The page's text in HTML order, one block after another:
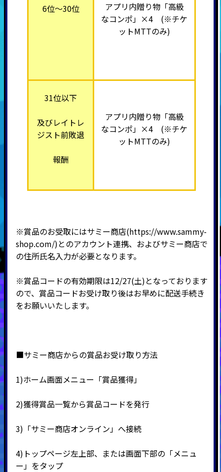
6位～30位
アプリ内贈り物「高級
なコンポ」×4 (※チケ
ットMTTのみ)
31位以下
及びレイトレ
ジスト前敗退
報酬
アプリ内贈り物「高級
なコンポ」×4 (※チケ
ットMTTのみ)
※賞品のお受取にはサミー商店(https://www.sammy-
shop.com/)とのアカウント連携、およびサミー商店で
の住所氏名入力が必要となります。
※賞品コードの有効期限は12/27(土)となっております
ので、賞品コードお受け取り後はお早めに配送手続き
をお願いいたします。
■サミー商店からの賞品お受け取り方法
1)ホーム画面メニュー「賞品獲得」
2)獲得賞品一覧から賞品コードを発行
3) 「サミー商店オンライン」へ接続
4) トップページ左上部、または画面下部の「メニュ
ー」をタップ